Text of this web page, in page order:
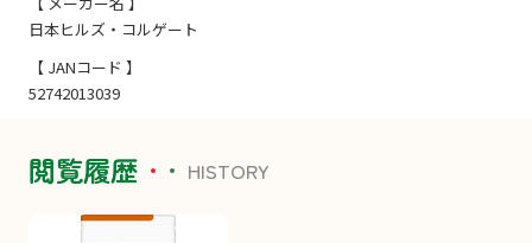
日本ヒルズ・コルゲート
【 JANコード 】
52742013039
閲覧履歴 HISTORY